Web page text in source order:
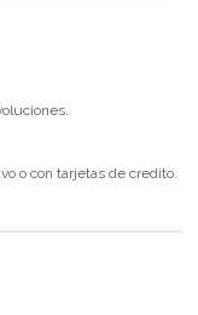
o con tarjetas de credito.